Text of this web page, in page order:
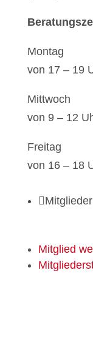
Mon­tag
von 17 – 19
Mitt­woch
von 9 – 12
Frei­tag
von 16 – 18
Mitglieder
Mit­glied